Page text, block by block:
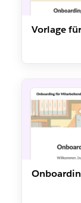
Vorlage